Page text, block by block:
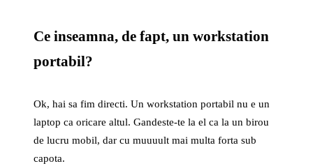
Ce inseamna, de fapt, un workstation
portabil?
Ok, hai sa fim directi. Un workstation portabil nu e un
laptop ca oricare altul. Gandeste-te la el ca la un birou
de lucru mobil, dar cu muuuult mai multa forta sub
capota.